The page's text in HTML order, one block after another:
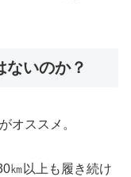
ないのか？
がオススメ。
㎞以上も履き続け